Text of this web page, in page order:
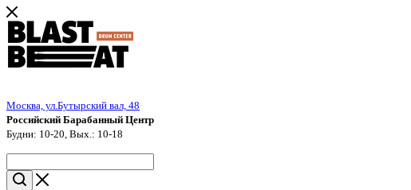
Москва, ул.Бутырский вал, 48
Российский Барабанный Центр
Будни: 10-20, Вых.: 10-18